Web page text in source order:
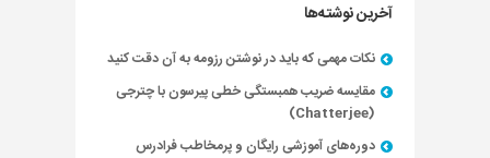
آخرین نوشته‌ها
نکات مهمی که باید در نوشتن رزومه به آن دقت کنید
مقایسه ضریب همبستگی خطی پیرسون با چترجی
(Chatterjee)
دوره‌های آموزشی رایگان و پرمخاطب فرادرس